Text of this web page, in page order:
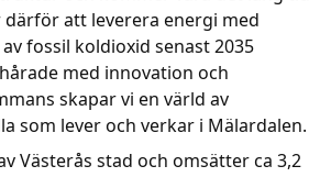
därför att leverera energi med
fossil koldioxid senast 2035
med innovation och
skapar vi en värld av
som lever och verkar i Mälardalen.
Västerås stad och omsätter ca 3,2